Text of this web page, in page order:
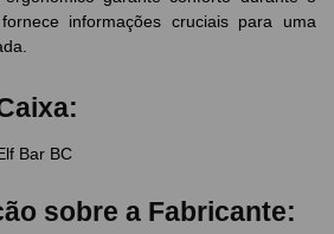
informações cruciais para uma
Bar BC
sobre a Fabricante: